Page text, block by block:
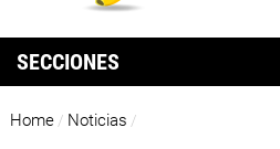
SECCIONES
Home / Noticias /